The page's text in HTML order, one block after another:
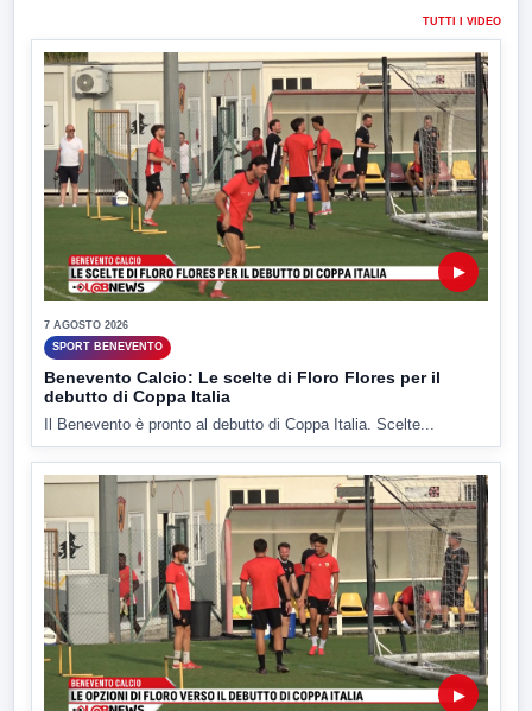
TUTTI I VIDEO
▶
7 AGOSTO 2026
SPORT BENEVENTO
Benevento Calcio: Le scelte di Floro Flores per il
debutto di Coppa Italia
Il Benevento è pronto al debutto di Coppa Italia. Scelte...
▶